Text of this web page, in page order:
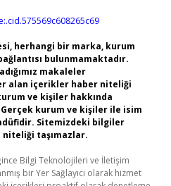
herhangi bir marka, kurum
bulunmamaktadır.
makaleler
alan içerikler haber niteliği
ve kişiler hakkında
Gerçek kurum ve kişiler ile isim
Sitemizdeki bilgiler
taşımazlar.
Bilgi Teknolojileri ve İletişim
bir Yer Sağlayıcı olarak hizmet